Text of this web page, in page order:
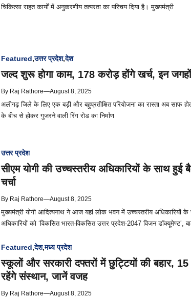
चिकित्सा राहत कार्यों में अनुकरणीय तत्परता का परिचय दिया है। मुख्यमंत्री
Featured,उत्तर प्रदेश,देश
जल्द शुरू होगा काम, 178 करोड़ होंगे खर्च, इन
By Raj Rathore—August 8, 2025
अलीगढ़ जिले के लिए एक बड़ी और बहुप्रतीक्षित परियोजना का रास्ता अब साफ
के बीच से होकर गुजरने वाली रिंग रोड का निर्माण
उत्तर प्रदेश
सीएम योगी की उच्चस्तरीय अधिकारियों के साथ हुई
चर्चा
By Raj Rathore—August 8, 2025
मुख्यमंत्री योगी आदित्यनाथ ने आज यहां लोक भवन में उच्चस्तरीय अधिकारियों
अधिकारियों को ‘विकसित भारत-विकसित उत्तर प्रदेश-2047 विजन डॉक्यूमेण्ट’,
Featured,देश,मध्य प्रदेश
स्कूलों और सरकारी दफ्तरों में छुट्टियों की बहार,
रहेंगे संस्थान, जानें वजह
By Raj Rathore—August 8, 2025